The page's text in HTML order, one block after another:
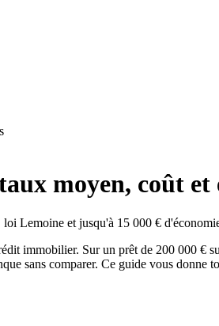
moyen, coût et
Lemoine et jusqu'à 15 000 €
immobilier. Sur un prêt de 200 000 €
sans comparer. Ce guide vous donne